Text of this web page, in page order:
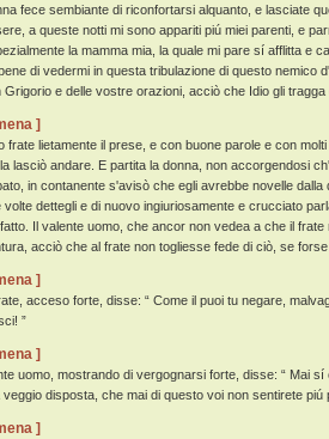
fece sembiante di riconfortarsi alquanto, e lasciate
a queste notti mi sono appariti piú miei parenti, e
la mamma mia, la quale mi pare sí afflitta e
di vedermi in questa tribulazione di questo nemico
e delle vostre orazioni, acciò che Idio gli
]
frate lietamente il prese, e con buone parole e con
lasciò andare. E partita la donna, non accorgendosi
in contanente s'avisò che egli avrebbe novelle
volte dettegli e di nuovo ingiuriosamente e crucciato
Il valente uomo, che ancor non vedea a che il
acciò che al frate non togliesse fede di ciò, se
]
acceso forte, disse: “ Come il puoi tu negare,
”
]
uomo, mostrando di vergognarsi forte, disse: “ Mai
disposta, che mai di questo voi non sentirete piú
]